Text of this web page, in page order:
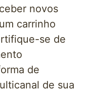
novos
carrinho
se de
de
de sua